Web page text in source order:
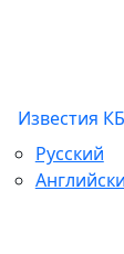
Известия
Русский